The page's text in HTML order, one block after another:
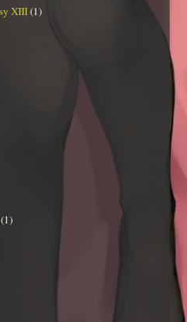
XIII(1)
(1)